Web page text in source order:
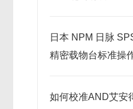
日本 NPM 日脉
精密载物台标准操
如何校准AND艾安